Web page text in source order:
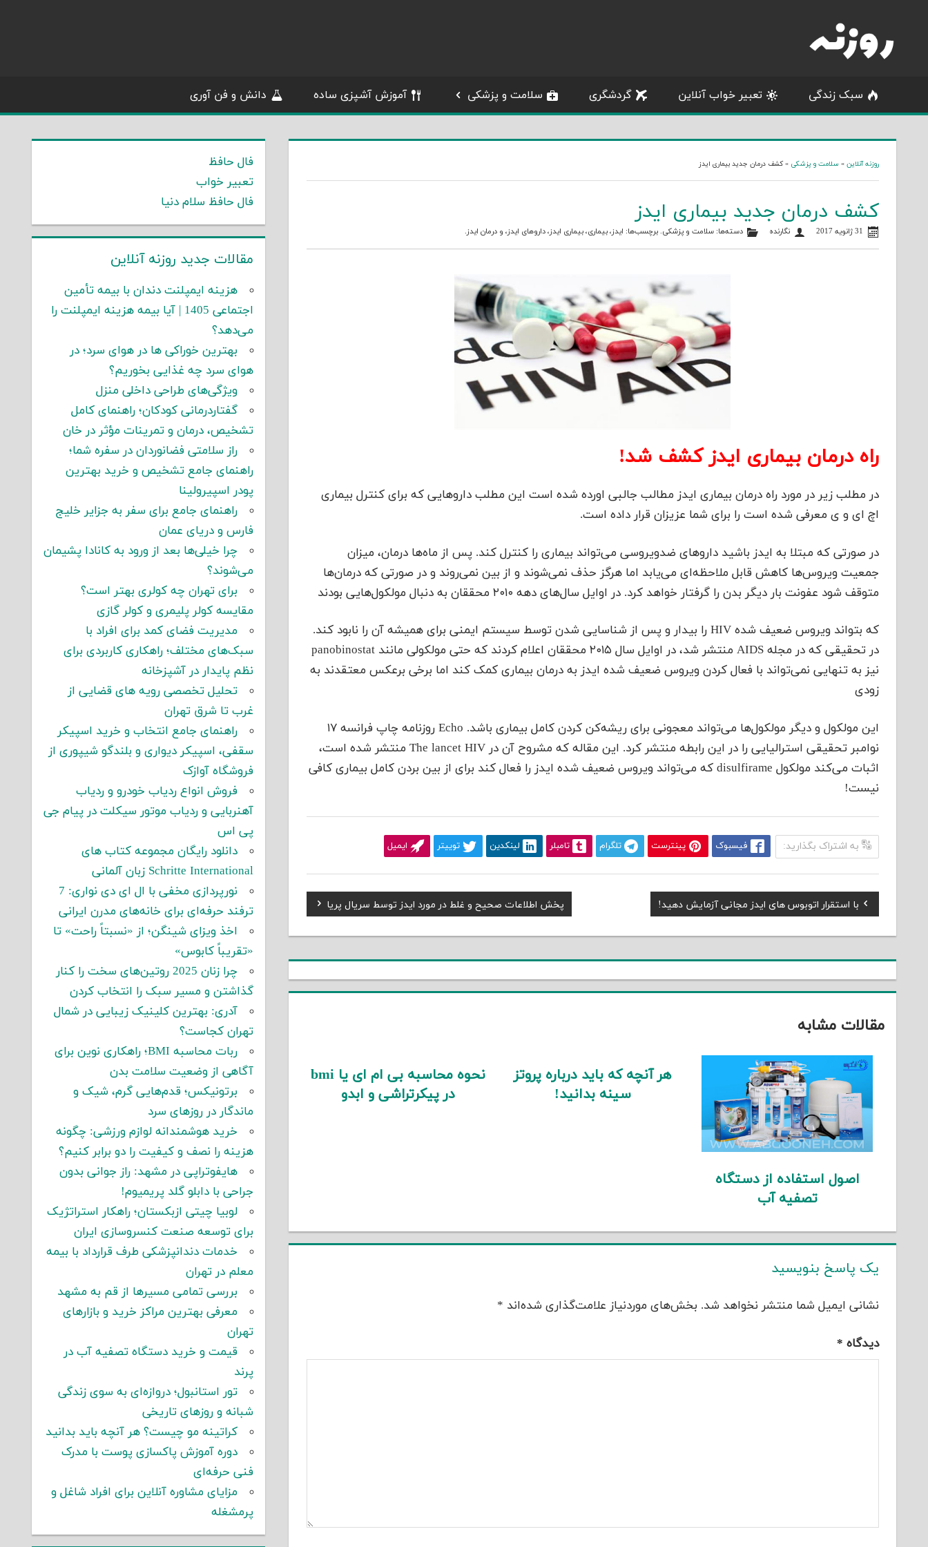
content
سبک زندگی تعبیر خواب آنلاین گردشگری سلامت و پزشکی آموزش آشپزی ساده دانش و فن آوری
روزنه آنلاین » سلامت و پزشکی »کشف درمان جدید بیماری ایدز
کشف درمان جدید بیماری ایدز
31 ژانویه 2017 نگارنده دسته‌ها:سلامت و پزشکی. برچسب‌ها: ایدز ،بیماری،بیماری ایدز ،داروهای ایدز ، ودرمان ایدز .
راه درمان بیماری ایدز کشف شد!
در مطلب زیر در مورد راه درمان بیماری ایدز مطالب جالبی اورده شده است این مطلب داروهایی که برای کنترل بیماری
اچ ای و ی معرفی شده است را برای شما عزیزان قرار داده است.
در صورتی که مبتلا به ایدز باشید داروهای ضدویروسی می‌تواند بیماری را کنترل کند. پس از ماه‌ها درمان، میزان
جمعیت ویروس‌ها کاهش قابل ملاحظه‌ای می‌یابد اما هرگز حذف نمی‌شوند و از بین نمی‌روند و در صورتی که درمان‌ها
متوقف شود عفونت بار دیگر بدن را گرفتار خواهد کرد. در اوایل سال‌های دهه ۲۰۱۰ محققان به دنبال مولکول‌هایی بودند
که بتواند ویروس ضعیف شده HIV را بیدار و پس از شناسایی شدن توسط سیستم ایمنی برای همیشه آن را نابود کند.
در تحقیقی که در مجله AIDS منتشر شد، در اوایل سال ۲۰۱۵ محققان اعلام کردند که حتی مولکولی مانند panobinostat
نیز به تنهایی نمی‌تواند با فعال کردن ویروس ضعیف شده ایدز به درمان بیماری کمک کند اما برخی برعکس معتقدند به
زودی
این مولکول و دیگر مولکول‌ها می‌تواند معجونی برای ریشه‌کن کردن کامل بیماری باشد. Echo روزنامه چاپ فرانسه ۱۷
نوامبر تحقیقی استرالیایی را در این رابطه منتشر کرد. این مقاله که مشروح آن در The lancet HIV منتشر شده است،
اثبات می‌کند مولکول disulfirame که می‌تواند ویروس ضعیف شده ایدز را فعال کند برای از بین بردن کامل بیماری کافی
نیست!
به اشتراک بگذارید: فیسبوک پینترست تلگرام تامبلر لینکدین توییتر ایمیل
راهبری
نوشته
Previous
Post:
با استقرار اتوبوس های ایدز مجانی آزمایش دهید!
Next
Post:
پخش اطلاعات صحیح و غلط در مورد ایدز توسط سریال پریا
مقالات مشابه
اصول استفاده از دستگاه
تصفیه آب
هر آنچه که باید درباره پروتز
سینه بدانید!
نحوه محاسبه بی ام ای یا bmi
در پیکرتراشی و ابدو
یک پاسخ بنویسید
نشانی ایمیل شما منتشر نخواهد شد. بخش‌های موردنیاز علامت‌گذاری شده‌اند *
دیدگاه *
فال حافظ
تعبیر خواب
فال حافظ سلام دنیا
مقالات جدید روزنه آنلاین
هزینه ایمپلنت دندان با بیمه تأمین
اجتماعی 1405 | آیا بیمه هزینه ایمپلنت را
می‌دهد؟
بهترین خوراکی ها در هوای سرد؛ در
هوای سرد چه غذایی بخوریم؟
ویژگی‌های طراحی داخلی منزل
گفتاردرمانی کودکان؛ راهنمای کامل
تشخیص، درمان و تمرینات مؤثر در خان
راز سلامتی فضانوردان در سفره شما؛
راهنمای جامع تشخیص و خرید بهترین
پودر اسپیرولینا
راهنمای جامع برای سفر به جزایر خلیج
فارس و دریای عمان
چرا خیلی‌ها بعد از ورود به کانادا پشیمان
می‌شوند؟
برای تهران چه کولری بهتر است؟
مقایسه کولر پلیمری و کولر گازی
مدیریت فضای کمد برای افراد با
سبک‌های مختلف؛ راهکاری کاربردی برای
نظم پایدار در آشپزخانه
تحلیل تخصصی رویه های قضایی از
غرب تا شرق تهران
راهنمای جامع انتخاب و خرید اسپیکر
سقفی، اسپیکر دیواری و بلندگو شیپوری از
فروشگاه آوازک
فروش انواع ردیاب خودرو و ردیاب
آهنربایی و ردیاب موتور سیکلت در پیام جی
پی اس
دانلود رایگان مجموعه کتاب های
Schritte International زبان آلمانی
نورپردازی مخفی با ال ای دی نواری: 7
ترفند حرفه‌ای برای خانه‌های مدرن ایرانی
اخذ ویزای شینگن؛ از «نسبتاً راحت» تا
«تقریباً کابوس»
چرا زنان 2025 روتین‌های سخت را کنار
گذاشتن و مسیر سبک را انتخاب کردن
آدری: بهترین کلینیک زیبایی در شمال
تهران کجاست؟
ربات محاسبه BMI؛ راهکاری نوین برای
آگاهی از وضعیت سلامت بدن
برتونیکس؛ قدم‌هایی گرم، شیک و
ماندگار در روزهای سرد
خرید هوشمندانه لوازم ورزشی: چگونه
هزینه را نصف و کیفیت را دو برابر کنیم؟
هایفوتراپی در مشهد: راز جوانی بدون
جراحی با دابلو گلد پریمیوم!
لوبیا چیتی ازبکستان؛ راهکار استراتژیک
برای توسعه صنعت کنسروسازی ایران
خدمات دندانپزشکی طرف قرارداد با بیمه
معلم در تهران
بررسی تمامی مسیرها از قم به مشهد
معرفی بهترین مراکز خرید و بازارهای
تهران
قیمت و خرید دستگاه تصفیه آب در
پرند
تور استانبول؛ دروازه‌ای به سوی زندگی
شبانه و روزهای تاریخی
کراتینه مو چیست؟ هر آنچه باید بدانید
دوره آموزش پاکسازی پوست با مدرک
فنی حرفه‌ای
مزایای مشاوره آنلاین برای افراد شاغل و
پرمشغله